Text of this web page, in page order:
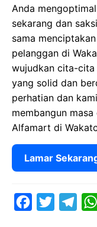
Anda
sekarang dan
sama
pelanggan di
wujudkan cita-cita
yang solid dan
perhatian dan
membangun
Alfamart di
Lamar